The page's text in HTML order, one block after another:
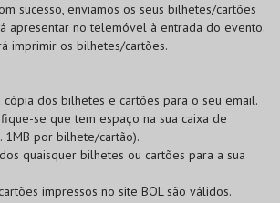
sucesso, enviamos os seus bilhetes/cartões
apresentar no telemóvel à entrada do evento.
imprimir os bilhetes/cartões.
cópia dos bilhetes e cartões para o seu email.
se que tem espaço na sua caixa de
1MB por bilhete/cartão).
quaisquer bilhetes ou cartões para a sua
impressos no site BOLsão válidos.